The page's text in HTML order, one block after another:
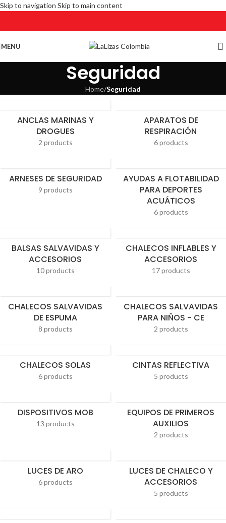
Skip to navigation Skip to main content
MENU
Seguridad
Home/Seguridad
ANCLAS MARINAS Y
DROGUES
2 products
APARATOS DE
RESPIRACIÓN
6 products
ARNESES DE SEGURIDAD
9 products
AYUDAS A FLOTABILIDAD
PARA DEPORTES
ACUÁTICOS
6 products
BALSAS SALVAVIDAS Y
ACCESORIOS
10 products
CHALECOS INFLABLES Y
ACCESORIOS
17 products
CHALECOS SALVAVIDAS
DE ESPUMA
8 products
CHALECOS SALVAVIDAS
PARA NIÑOS - CE
2 products
CHALECOS SOLAS
6 products
CINTAS REFLECTIVA
5 products
DISPOSITIVOS MOB
13 products
EQUIPOS DE PRIMEROS
AUXILIOS
2 products
LUCES DE ARO
6 products
LUCES DE CHALECO Y
ACCESORIOS
5 products